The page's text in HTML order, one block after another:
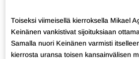
Toiseksi viimeisellä kierroksella Mikael
Keinänen vankistivat sijoituksiaan
Samalla nuori Keinänen varmisti
kierrosta uransa toisen kansainvälisen